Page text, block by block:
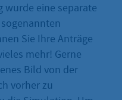
wurde eine separate
Sie Ihre Anträge
mehr! Gerne
Bild von der
vorher zu